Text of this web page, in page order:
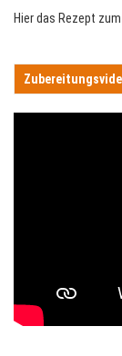
Hier das Rezept